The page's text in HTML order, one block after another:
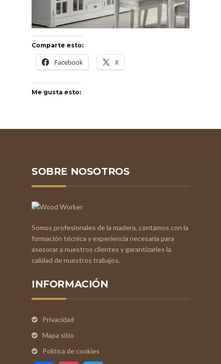
Comparte esto:
Facebook X
Me gusta esto:
SOBRE NOSOTROS
Somos profesionales de la madera, contamos con la
formación técnica y experiencia necesaria para
asesorar a nuestros clientes y garantizarles la
calidad de nuestros trabajos.
INFORMACIÓN
Privacidad
Mapa sitio
Política de cookies